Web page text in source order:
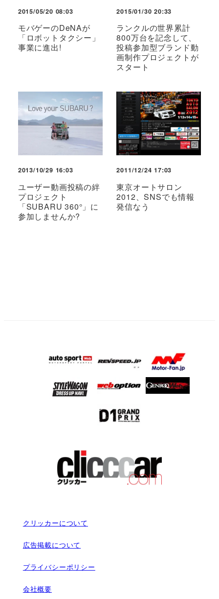
2015/05/20 08:03
モバゲーのDeNAが
「ロボットタクシー」
事業に進出!
2015/01/30 20:33
ランクルの世界累計
800万台を記念して、
投稿参加型ブランド動
画制作プロジェクトが
スタート
2013/10/29 16:03
ユーザー動画投稿の絆
プロジェクト
「SUBARU 360°」に
参加しませんか?
2011/12/24 17:03
東京オートサロン
2012、SNSでも情報
発信なう
クリッカーについて
広告掲載について
プライバシーポリシー
会社概要